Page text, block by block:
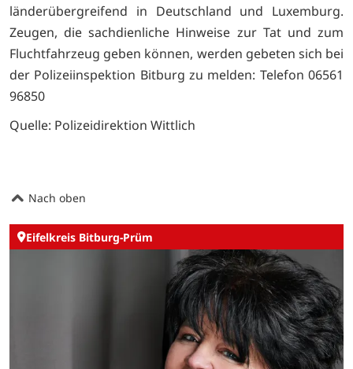
länderübergreifend in Deutschland und Luxemburg.
Zeugen, die sachdienliche Hinweise zur Tat und zum
Fluchtfahrzeug geben können, werden gebeten sich bei
der Polizeiinspektion Bitburg zu melden: Telefon 06561
96850
Quelle: Polizeidirektion Wittlich
Nach oben
Eifelkreis Bitburg-Prüm